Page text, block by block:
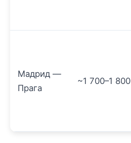
Мадрид —
Прага
~1 700–1 800